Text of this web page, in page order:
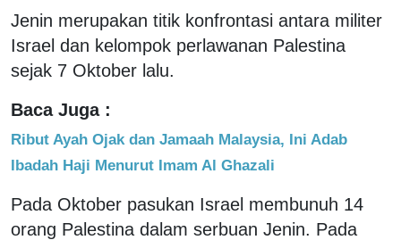
Jenin merupakan titik konfrontasi antara militer
Israel dan kelompok perlawanan Palestina
sejak 7 Oktober lalu.
Baca Juga :
Ribut Ayah Ojak dan Jamaah Malaysia, Ini Adab
Ibadah Haji Menurut Imam Al Ghazali
Pada Oktober pasukan Israel membunuh 14
orang Palestina dalam serbuan Jenin. Pada